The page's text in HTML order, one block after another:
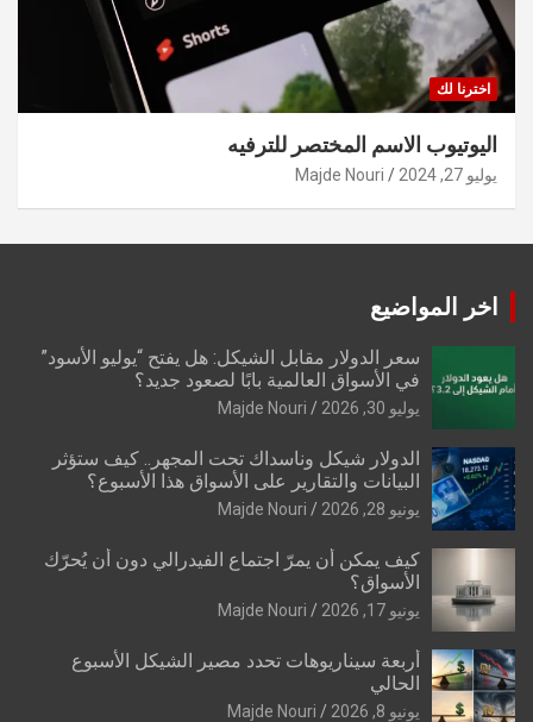
اخترنا لك
اليوتيوب الاسم المختصر للترفيه
يوليو 27, 2024 Majde Nouri
اخر المواضيع
سعر الدولار مقابل الشيكل: هل يفتح “يوليو الأسود”
في الأسواق العالمية بابًا لصعود جديد؟
يوليو 30, 2026 Majde Nouri
الدولار شيكل وناسداك تحت المجهر.. كيف ستؤثر
البيانات والتقارير على الأسواق هذا الأسبوع؟
يونيو 28, 2026 Majde Nouri
كيف يمكن أن يمرّ اجتماع الفيدرالي دون أن يُحرّك
الأسواق؟
يونيو 17, 2026 Majde Nouri
أربعة سيناريوهات تحدد مصير الشيكل الأسبوع
الحالي
يونيو 8, 2026 Majde Nouri